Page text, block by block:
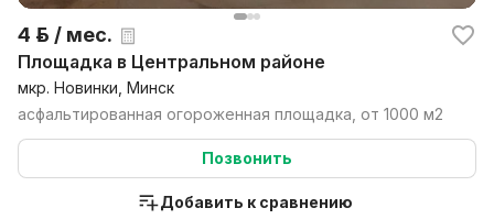
4 р. / мес.
площадка в Центральном районе
мкр. Новинки, Минск
асфальтированная огороженная площадка, от 1000 м2
Позвонить
Добавить к сравнению